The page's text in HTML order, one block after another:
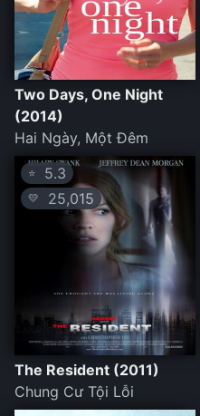
Two Days, One Night
(2014)
Hai Ngày, Một Đêm
⭐ 5.3
💛 25,015
The Resident (2011)
Chung Cư Tội Lỗi